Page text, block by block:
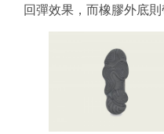
回彈效果，而橡膠外底則